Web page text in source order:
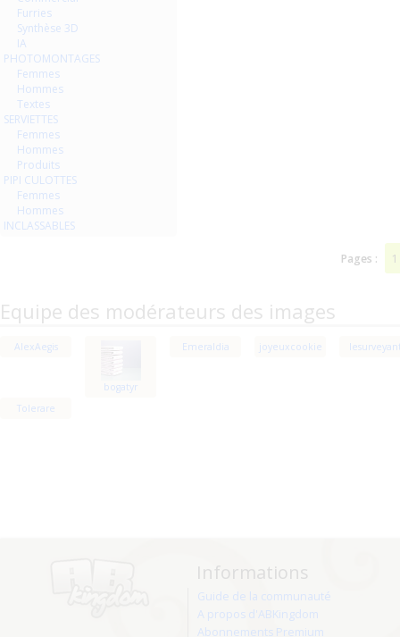
Furries
Synthèse 3D
IA
PHOTOMONTAGES
Femmes
Hommes
Textes
SERVIETTES
Femmes
Hommes
Produits
PIPI CULOTTES
Femmes
Hommes
INCLASSABLES
Pages : 1
Equipe des modérateurs des images
AlexAegis
bogatyr
Emeraldia joyeuxcookie
Tolerare
Informations
Guide de la communauté
A propos d'ABKingdom
Abonnements Premium